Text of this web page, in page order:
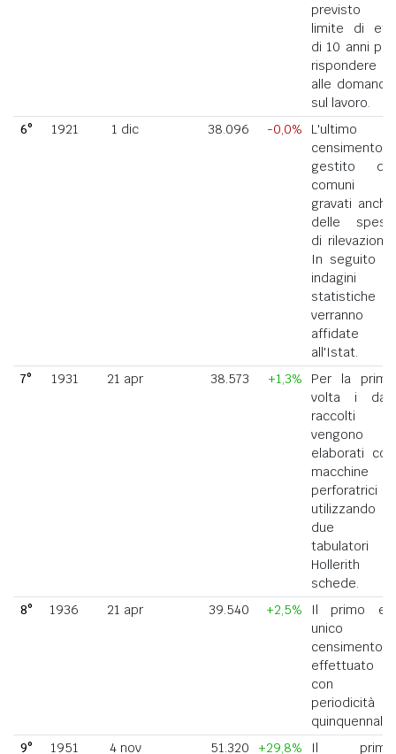
previsto il
limite di età
di 10 anni per
rispondere
alle domande
sul lavoro.
6°
1921 1 dic 38.096 -0,0%
L'ultimo
censimento
gestito dai
comuni
gravati anche
delle spese
di rilevazione.
In seguito le
indagini
statistiche
verranno
affidate
all'Istat.
7°
1931 21 apr 38.573 +1,3%
Per la prima
volta i dati
raccolti
vengono
elaborati con
macchine
perforatrici
utilizzando
due
tabulatori
Hollerith a
schede.
8°
1936 21 apr 39.540 +2,5%
Il primo ed
unico
censimento
effettuato
con
periodicità
quinquennale.
9°
1951 4 nov 51.320 +29,8%
Il primo